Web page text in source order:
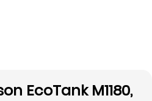
EcoTank M1180,